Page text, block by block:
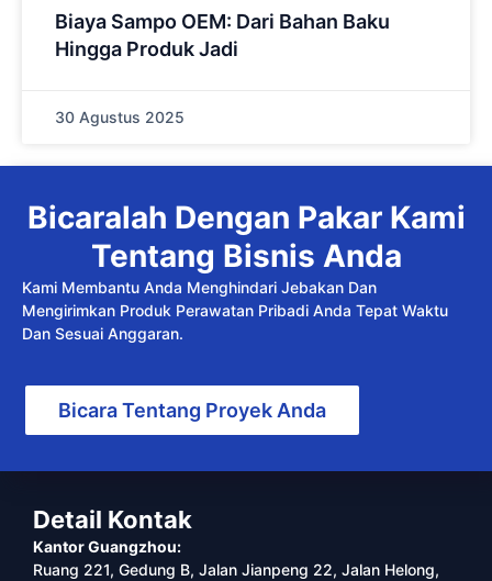
Biaya Sampo OEM: Dari Bahan Baku
Hingga Produk Jadi
30 Agustus 2025
Bicaralah Dengan Pakar Kami
Tentang Bisnis Anda
Kami Membantu Anda Menghindari Jebakan Dan
Mengirimkan Produk Perawatan Pribadi Anda Tepat Waktu
Dan Sesuai Anggaran.
Bicara Tentang Proyek Anda
Detail Kontak
Kantor Guangzhou:
Ruang 221, Gedung B, Jalan Jianpeng 22, Jalan Helong,